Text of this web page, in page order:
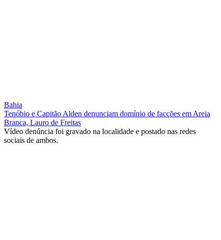
Bahia
Tenóbio e Capitão Alden denunciam domínio de facções em Areia
Branca, Lauro de Freitas
Vídeo denúncia foi gravado na localidade e postado nas redes
sociais de ambos.